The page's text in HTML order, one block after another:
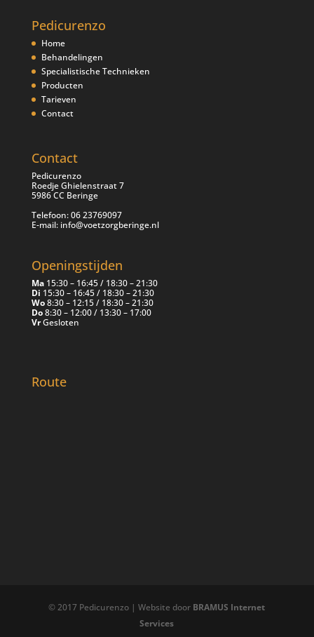
Pedicurenzo
Home
Behandelingen
Specialistische Technieken
Producten
Tarieven
Contact
Contact
Pedicurenzo
Roedje Ghielenstraat 7
5986 CC Beringe
Telefoon: 06 23769097
E-mail: info@voetzorgberinge.nl
Openingstijden
Ma15:30 – 16:45 / 18:30 – 21:30
Di 15:30 – 16:45 / 18:30 – 21:30
Wo8:30 – 12:15 / 18:30 – 21:30
Do8:30 – 12:00 / 13:30 – 17:00
VrGesloten
Route
© 2017 Pedicurenzo | Website door BRAMUS Internet
Services